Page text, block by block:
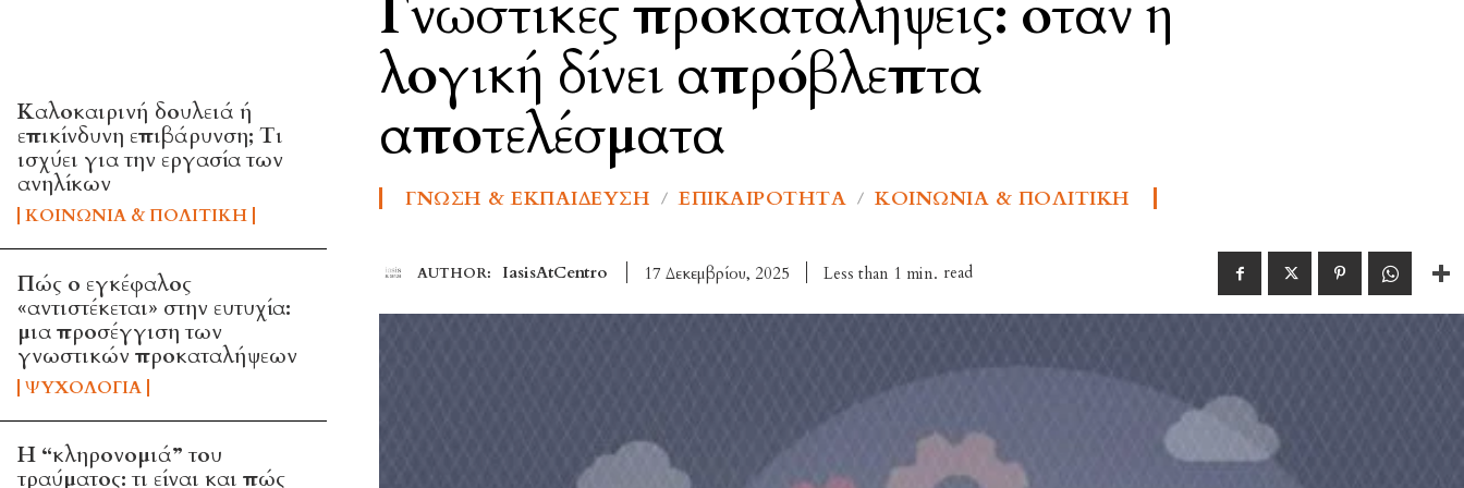
Καλοκαιρινή δουλειά ή
επικίνδυνη επιβάρυνση; Τι
ισχύει για την εργασία των
ανηλίκων
ΚΟΙΝΩΝΊΑ & ΠΟΛΙΤΙΚΉ
Πώς ο εγκέφαλος
«αντιστέκεται» στην ευτυχία:
μια προσέγγιση των
γνωστικών προκαταλήψεων
ΨΥΧΟΛΟΓΊΑ
Η “κληρονομιά” του
τραύματος: τι είναι και πώς
Γνωστικές προκαταλήψεις: όταν η
λογική δίνει απρόβλεπτα
αποτελέσματα
ΓΝΏΣΗ & ΕΚΠΑΊΔΕΥΣΗ ΕΠΙΚΑΙΡΌΤΗΤΑ ΚΟΙΝΩΝΊΑ & ΠΟΛΙΤΙΚΉ
AUTHOR: IasisAtCentro 17 Δεκεμβρίου, 2025 Less than 1 min. read